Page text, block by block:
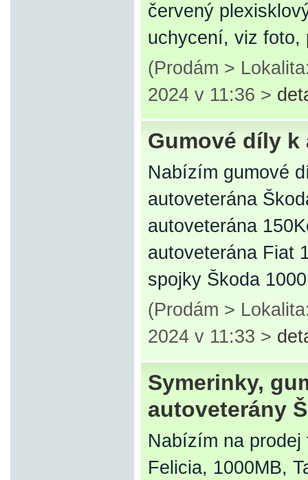
červený
uchycení, viz
(Prodám >
2024 v 11:36 >
Gumové díly
Nabízím gumové
autoveterána
autoveterána
autoveterána Fiat
spojky Škoda
(Prodám >
2024 v 11:33 >
Symerinky,
autoveterány
Nabízím na
Felicia, 1000MB,